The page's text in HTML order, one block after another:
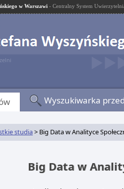
w Warszawi - Centralny System
Wyszukiwarka
studia> Big Data w Analityce
Big Data w